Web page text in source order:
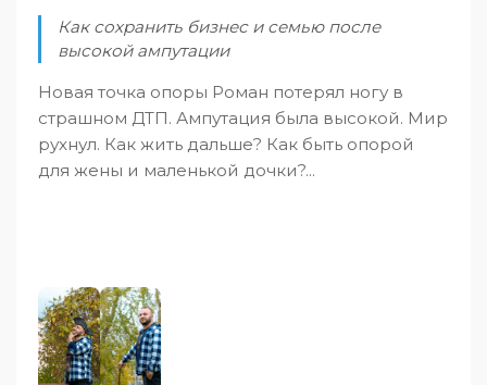
Как сохранить бизнес и семью после
высокой ампутации
Новая точка опоры Роман потерял ногу в
страшном ДТП. Ампутация была высокой. Мир
рухнул. Как жить дальше? Как быть опорой
для жены и маленькой дочки?...